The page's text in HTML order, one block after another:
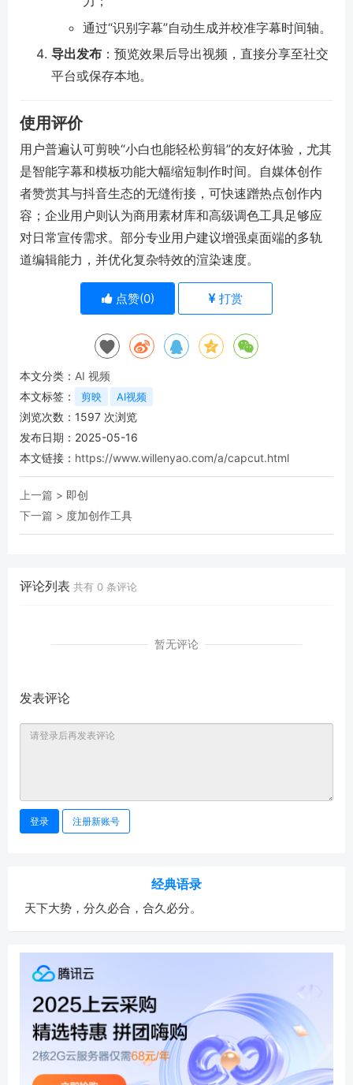
通过“识别字幕”自动生成并校准字幕时间轴。
导出发布 ：预览效果后导出视频，直接分享至社交
平台或保存本地。
使用评价
用户普遍认可剪映“小白也能轻松剪辑”的友好体验，尤其
是智能字幕和模板功能大幅缩短制作时间。自媒体创作
者赞赏其与抖音生态的无缝衔接，可快速蹭热点创作内
容；企业用户则认为商用素材库和高级调色工具足够应
对日常宣传需求。部分专业用户建议增强桌面端的多轨
道编辑能力，并优化复杂特效的渲染速度。
点赞(0) 打赏
本文分类： AI 视频
本文标签：
剪映 AI视频
浏览次数： 1597 次浏览
发布日期：2025-05-16
本文链接： https://www.willenyao.com/a/capcut.html
上一篇 > 即创
下一篇 > 度加创作工具
评论列表 共有 0 条评论
暂无评论
发表评论
登录 注册新账号
经典语录
天下大势，分久必合，合久必分。